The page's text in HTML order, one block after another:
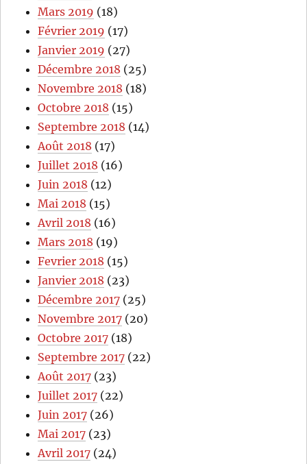
Mars 2019 (18)
Février 2019 (17)
Janvier 2019 (27)
Décembre 2018 (25)
Novembre 2018 (18)
Octobre 2018 (15)
Septembre 2018 (14)
Août 2018 (17)
Juillet 2018 (16)
Juin 2018 (12)
Mai 2018 (15)
Avril 2018 (16)
Mars 2018 (19)
Fevrier 2018 (15)
Janvier 2018 (23)
Décembre 2017 (25)
Novembre 2017 (20)
Octobre 2017 (18)
Septembre 2017 (22)
Août 2017 (23)
Juillet 2017 (22)
Juin 2017 (26)
Mai 2017 (23)
Avril 2017 (24)